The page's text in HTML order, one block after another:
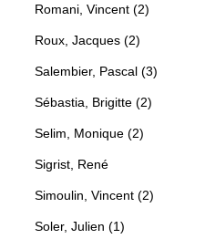
Romani, Vincent (2)
Roux, Jacques (2)
Salembier, Pascal (3)
Sébastia, Brigitte (2)
Selim, Monique (2)
Sigrist, René
Simoulin, Vincent (2)
Soler, Julien (1)